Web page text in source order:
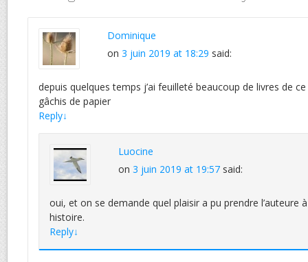
Dominique
on 3 juin 2019 at 18:29 said:
depuis quelques temps j’ai feuilleté beaucoup de livres de
gâchis de papier
Reply↓
Luocine
on 3 juin 2019 at 19:57 said:
oui, et on se demande quel plaisir a pu prendre l’auteure
histoire.
Reply↓